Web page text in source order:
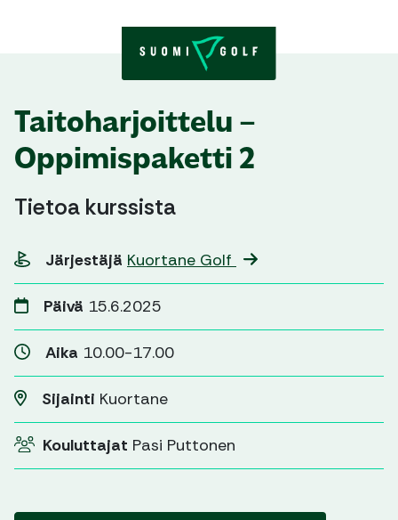
Taitoharjoittelu –
Oppimispaketti 2
Tietoa kurssista
Järjestäjä Kuortane Golf
Päivä 15.6.2025
Aika 10.00-17.00
Sijainti Kuortane
Kouluttajat Pasi Puttonen